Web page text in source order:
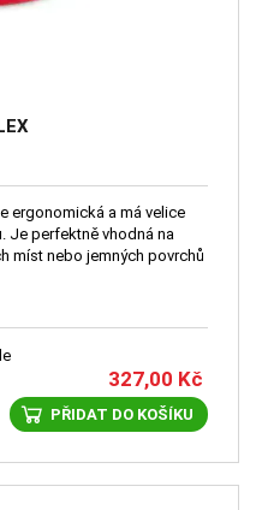
ergonomická a má velice
Je perfektně vhodná na
míst nebo jemných povrchů
327,00 Kč
PŘIDAT DO KOŠÍKU